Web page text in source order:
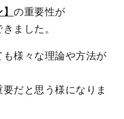
】の重要性が
ました。
様々な理論や方法が
だと思う様になりま